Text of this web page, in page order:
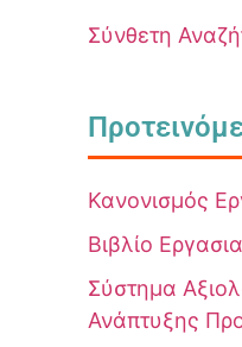
Σύνθετη
Κανονισμός
Βιβλίο
Σύστημα
Ανάπτυξης